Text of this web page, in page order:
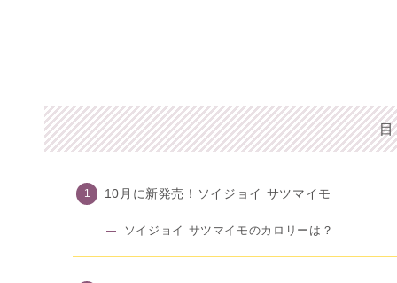
10月に新発売！ソイジョイ サツマイモ
ソイジョイ サツマイモのカロリーは？